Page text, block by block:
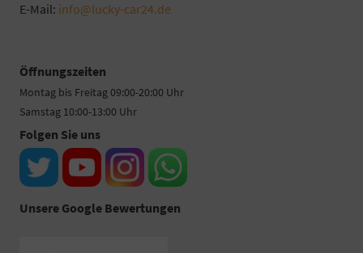
E-Mail: info@lucky-car24.de
Öffnungszeiten
Montag bis Freitag 09:00-20:00 Uhr
Samstag 10:00-13:00 Uhr
Folgen Sie uns
Unsere Google Bewertungen